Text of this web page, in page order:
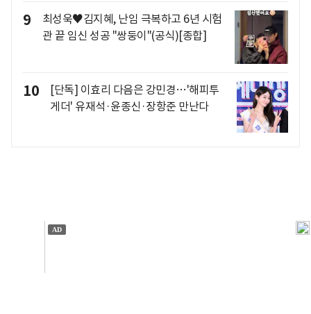
9
최성욱♥김지혜, 난임 극복하고 6년 시험
관 끝 임신 성공 "쌍둥이"(공식)[종합]
10
[단독] 이효리 다음은 강민경…'해피투
게더' 유재석·윤종신·장항준 만난다